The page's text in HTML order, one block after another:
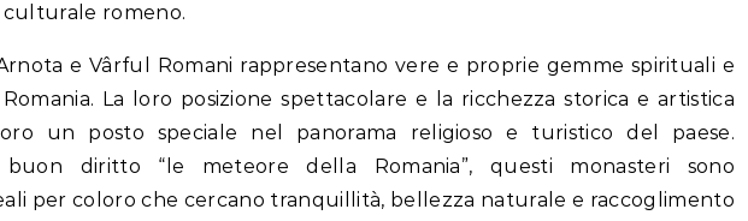
romeno.
e Vârful Romani rappresentano vere e proprie gemme spirituali e
La loro posizione spettacolare e la ricchezza storica e artistica
un posto speciale nel panorama religioso e turistico del paese.
buon diritto “le meteore della Romania”, questi monasteri sono
per coloro che cercano tranquillità, bellezza naturale e raccoglimento